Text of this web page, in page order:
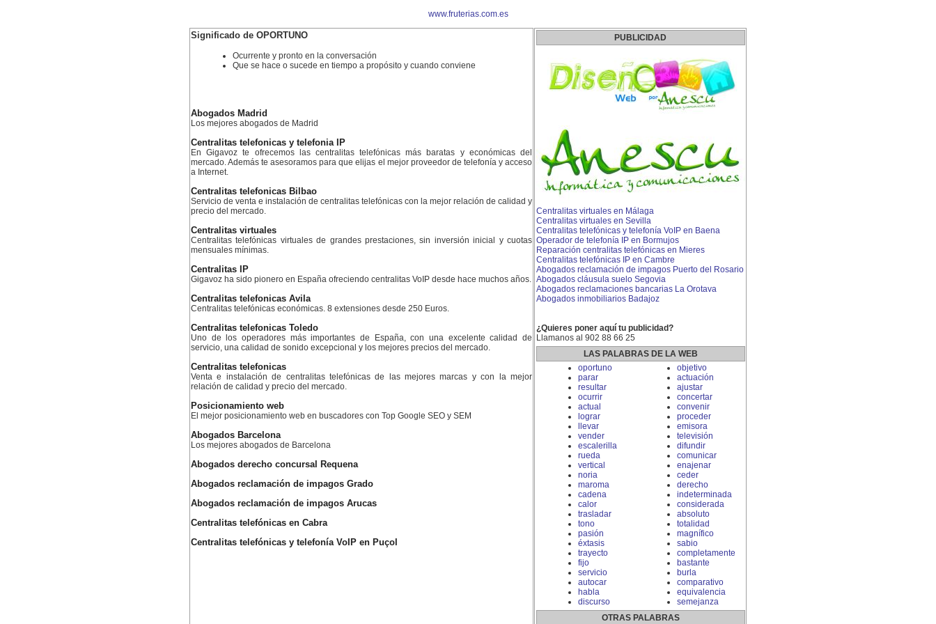
www.fruterias.com.es
Significado de OPORTUNO
Ocurrente y pronto en la conversación
Que se hace o sucede en tiempo a propósito y cuando conviene
Abogados Madrid
Los mejores abogados de Madrid
Centralitas telefonicas y telefonia IP
En Gigavoz te ofrecemos las centralitas telefónicas más baratas y económicas del
mercado. Además te asesoramos para que elijas el mejor proveedor de telefonía y acceso
a Internet.
Centralitas telefonicas Bilbao
Servicio de venta e instalación de centralitas telefónicas con la mejor relación de calidad y
precio del mercado.
Centralitas virtuales
Centralitas telefónicas virtuales de grandes prestaciones, sin inversión inicial y cuotas
mensuales mínimas.
Centralitas IP
Gigavoz ha sido pionero en España ofreciendo centralitas VoIP desde hace muchos años.
Centralitas telefonicas Avila
Centralitas telefónicas económicas. 8 extensiones desde 250 Euros.
Centralitas telefonicas Toledo
Uno de los operadores más importantes de España, con una excelente calidad de
servicio, una calidad de sonido excepcional y los mejores precios del mercado.
Centralitas telefonicas
Venta e instalación de centralitas telefónicas de las mejores marcas y con la mejor
relación de calidad y precio del mercado.
Posicionamiento web
El mejor posicionamiento web en buscadores con Top Google SEO y SEM
Abogados Barcelona
Los mejores abogados de Barcelona
Abogados derecho concursal Requena
Abogados reclamación de impagos Grado
Abogados reclamación de impagos Arucas
Centralitas telefónicas en Cabra
Centralitas telefónicas y telefonía VoIP en Puçol
PUBLICIDAD
Centralitas virtuales en Málaga
Centralitas virtuales en Sevilla
Centralitas telefónicas y telefonía VoIP en Baena
Operador de telefonía IP en Bormujos
Reparación centralitas telefónicas en Mieres
Centralitas telefónicas IP en Cambre
Abogados reclamación de impagos Puerto del Rosario
Abogados cláusula suelo Segovia
Abogados reclamaciones bancarias La Orotava
Abogados inmobiliarios Badajoz
¿Quieres poner aquí tu publicidad?
Llamanos al 902 88 66 25
LAS PALABRAS DE LA WEB
oportuno
parar
resultar
ocurrir
actual
lograr
llevar
vender
escalerilla
rueda
vertical
noria
maroma
cadena
calor
trasladar
tono
pasión
éxtasis
trayecto
fijo
servicio
autocar
habla
discurso
objetivo
actuación
ajustar
concertar
convenir
proceder
emisora
televisión
difundir
comunicar
enajenar
ceder
derecho
indeterminada
considerada
absoluto
totalidad
magnífico
sabio
completamente
bastante
burla
comparativo
equivalencia
semejanza
OTRAS PALABRAS